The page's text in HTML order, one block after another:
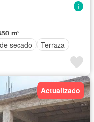
m²
secado Terraza
Actualizado